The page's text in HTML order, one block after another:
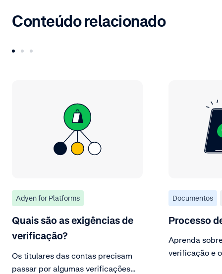
Conteúdo relacionado
Adyen for Platforms
Quais são as exigências de
verificação?
Os titulares das contas precisam
passar por algumas verificações
Documentos
Processo
Aprenda
verificação e